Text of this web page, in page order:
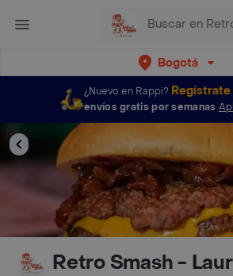
Bogotá
¿Nuevo en Rappi? Regístrate
envíos gratis por semanas
Retro Smash -